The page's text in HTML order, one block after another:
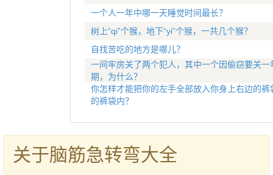
一个人一年中哪一天睡觉时间最长？
树上“qi”个猴，地下“yi”个猴，一共几个猴？
自找苦吃的地方是哪儿？
一间牢房关了两个犯人，其中一个因偷窃要关
期，为什么？
你怎样才能把你的左手全部放入你身上右边的
的裤袋内？
关于脑筋急转弯大全